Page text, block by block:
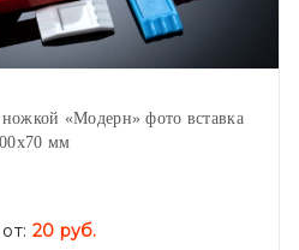
«Модерн» фото вставка
мм
20 руб.